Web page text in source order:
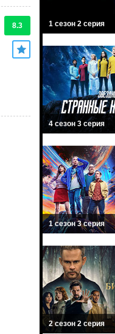
8.3 1 сезон 2 серия
4 сезон 3 серия
1 сезон 3 серия
2 сезон 2 серия